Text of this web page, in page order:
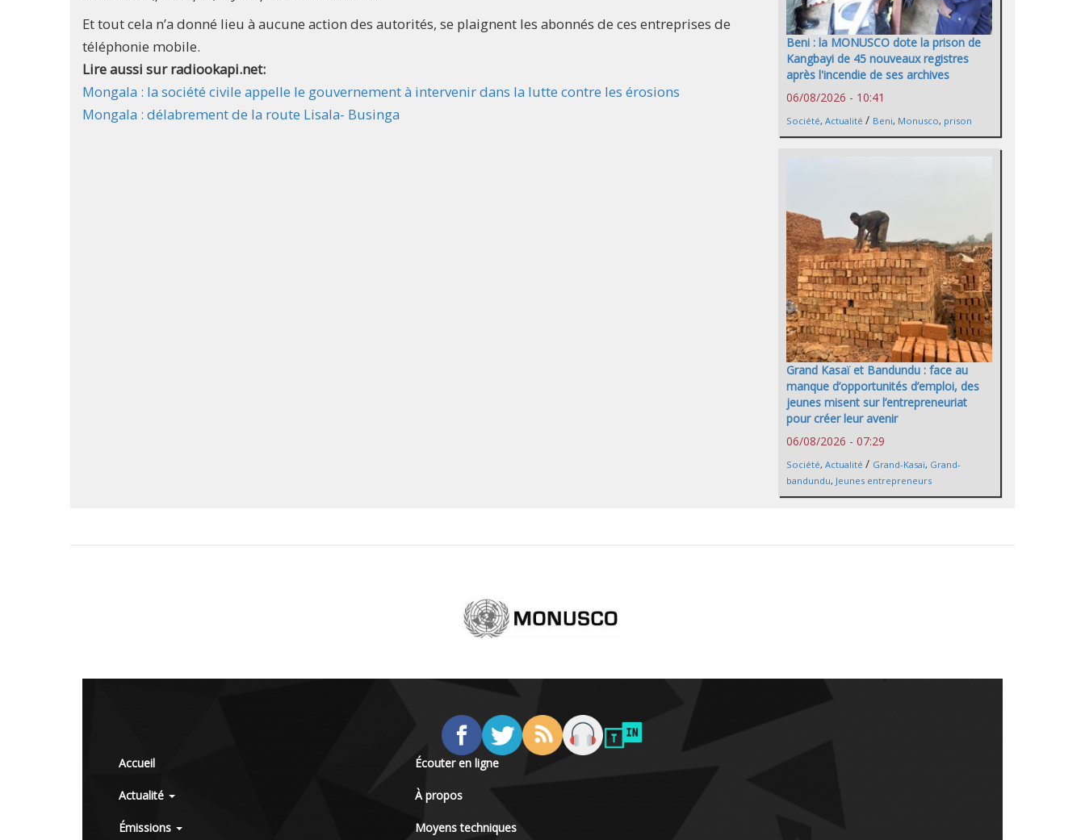
Et tout cela n’a donné lieu à aucune action des autorités, se plaignent les abonnés de ces entreprises de
téléphonie mobile.
Lire aussi sur radiookapi.net:
Mongala : la société civile appelle le gouvernement à intervenir dans la lutte contre les érosions
Mongala : délabrement de la route Lisala- Businga
Beni : la MONUSCO dote la prison de
Kangbayi de 45 nouveaux registres
après l'incendie de ses archives
06/08/2026 - 10:41
Société, Actualité / Beni, Monusco, prison
Grand Kasaï et Bandundu : face au
manque d’opportunités d’emploi, des
jeunes misent sur l’entrepreneuriat
pour créer leur avenir
06/08/2026 - 07:29
Société, Actualité / Grand-Kasaï, Grand-
bandundu, Jeunes entrepreneurs
Accueil
Actualité
Émissions
Écouter en ligne
À propos
Moyens techniques